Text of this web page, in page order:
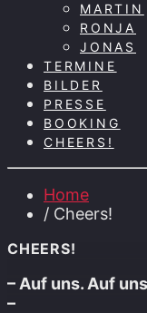
MARTIN
RONJA
JONAS
TERMINE
BILDER
PRESSE
BOOKING
CHEERS!
Home
/ Cheers!
CHEERS!
– Auf uns. Auf
–